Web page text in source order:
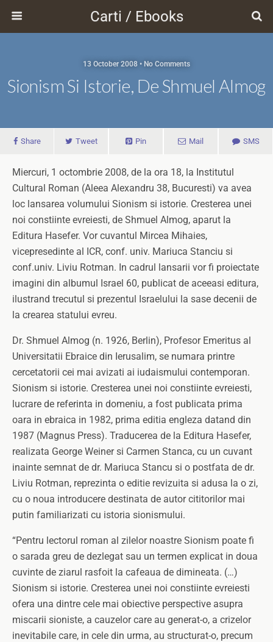
Carti / Ebooks
13 October 2008 • No Comments
Sionism Si Istorie, De Shmuel Almog
Share Tweet Pin Mail SMS
Miercuri, 1 octombrie 2008, de la ora 18, la Institutul
Cultural Roman (Aleea Alexandru 38, Bucuresti) va avea
loc lansarea volumului Sionism si istorie. Cresterea unei
noi constiinte evreiesti, de Shmuel Almog, aparut la
Editura Hasefer. Vor cuvantul Mircea Mihaies,
vicepresedinte al ICR, conf. univ. Mariuca Stanciu si
conf.univ. Liviu Rotman. In cadrul lansarii vor fi proiectate
imagini din albumul Israel 60, publicat de aceeasi editura,
ilustrand trecutul si prezentul Israelului la sase decenii de
la crearea statului evreu.
Dr. Shmuel Almog (n. 1926, Berlin), Profesor Emeritus al
Universitatii Ebraice din Ierusalim, se numara printre
cercetatorii cei mai avizati ai iudaismului contemporan.
Sionism si istorie. Cresterea unei noi constiinte evreiesti,
lucrare de referinta in domeniu, a fost publicata prima
oara in ebraica in 1982, prima editia engleza datand din
1987 (Magnus Press). Traducerea de la Editura Hasefer,
realizata George Weiner si Carmen Stanca, cu un cuvant
inainte semnat de dr. Mariuca Stancu si o postfata de dr.
Liviu Rotman, reprezinta o editie revizuita si adusa la o zi,
cu o noua introducere destinata de autor cititorilor mai
putin familiarizati cu istoria sionismului.
“Pentru lectorul roman al zilelor noastre Sionism poate fi
o sarada greu de dezlegat sau un termen explicat in doua
cuvinte de ziarul rasfoit la cafeaua de dimineata. (…)
Sionism si istorie. Cresterea unei noi constiinte evreiesti
ofera una dintre cele mai obiective perspective asupra
miscarii sioniste, a cauzelor care au generat-o, a crizelor
inevitabile care, in cele din urma, au structurat-o, precum